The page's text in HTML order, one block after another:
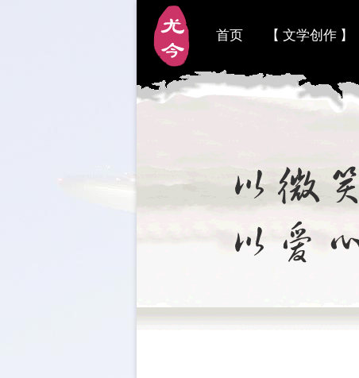
首页 【 文学创作 】